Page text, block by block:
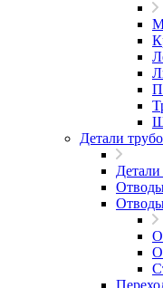
Детали
Детали